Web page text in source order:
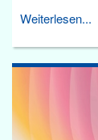
Weiterlesen...